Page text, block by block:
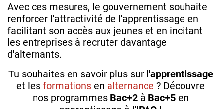
Avec ces mesures, le gouvernement souhaite
renforcer l'attractivité de l'apprentissage en
facilitant son accès aux jeunes et en incitant
les entreprises à recruter davantage
d'alternants.
Tu souhaites en savoir plus sur l'apprentissage
et les formations en alternance ? Découvre
nos programmes Bac+2à Bac+5 en